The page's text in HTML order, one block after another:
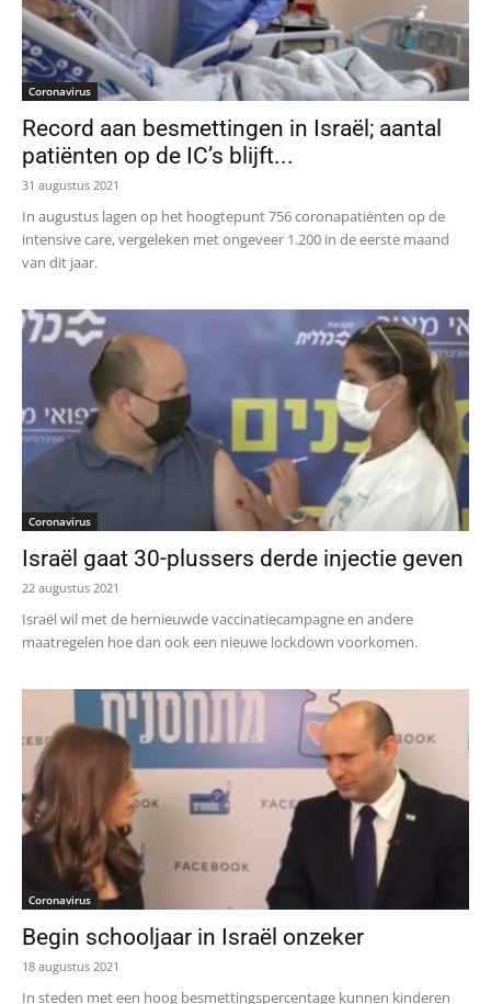
Coronavirus
Record aan besmettingen in Israël; aantal
patiënten op de IC’s blijft...
31 augustus 2021
In augustus lagen op het hoogtepunt 756 coronapatiënten op de
intensive care, vergeleken met ongeveer 1.200 in de eerste maand
van dit jaar.
Coronavirus
Israël gaat 30-plussers derde injectie geven
22 augustus 2021
Israël wil met de hernieuwde vaccinatiecampagne en andere
maatregelen hoe dan ook een nieuwe lockdown voorkomen.
Coronavirus
Begin schooljaar in Israël onzeker
18 augustus 2021
In steden met een hoog besmettingspercentage kunnen kinderen